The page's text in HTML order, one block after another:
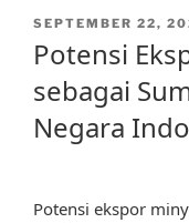
POSTED
SEPTEMBER 22,
Potensi
sebagai
Negara
Potensi ekspor